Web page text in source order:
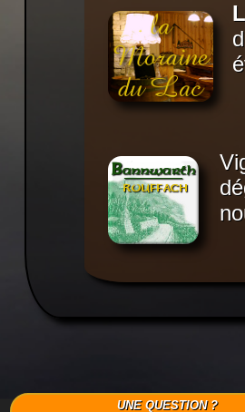
UNE QUESTION ?